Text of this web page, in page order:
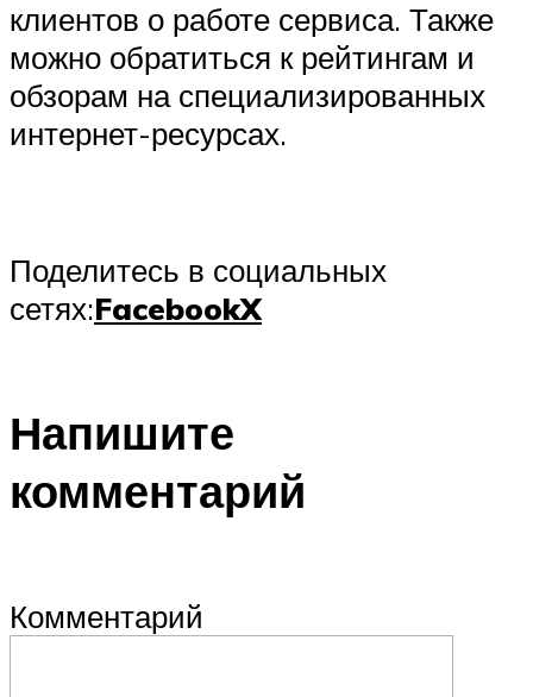
клиентов о работе сервиса. Также
можно обратиться к рейтингам и
обзорам на специализированных
интернет-ресурсах.
Поделитесь в социальных
сетях:FacebookX
Напишите
комментарий
Комментарий